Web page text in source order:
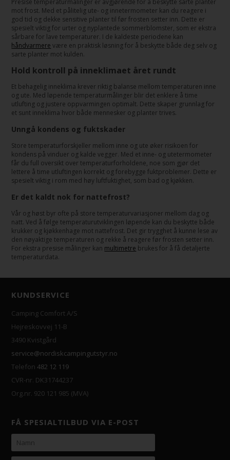
Presise temperaturmålinger er avgjørende for å beskytte sarte planter
mot frost. Med et pålitelig ute- og innetermometer kan du reagere i
god tid og dekke sensitive planter til før frosten setter inn. Dette er
spesielt viktig for urter og nyplantede sommerblomster, som er ekstra
sårbare for lave temperaturer. I de kaldeste periodene kan
håndvarmere være en praktisk løsning for å beskytte både deg selv og
sarte planter mot kulden.
Hold kontroll på inneklimaet året rundt
Et behagelig inneklima krever riktig balanse mellom temperaturen inne
og ute. Med løpende temperaturmålinger blir det enklere å time
utlufting og justere oppvarmingen optimalt. Dette skaper grunnlag for
et sunt inneklima hvor både mennesker og planter trives.
Unngå kondens og fuktskader
Store temperaturforskjeller mellom inne og ute øker risikoen for
kondens på vinduer og kalde vegger. Med et inne- og utetermometer
får du full oversikt over temperaturforholdene, noe som gjør det
lettere å time utluftingen korrekt og forebygge fuktproblemer. Dette er
spesielt viktig i rom med høy luftfuktighet, som bad og kjøkken.
Er det kaldt nok for nattefrost?
Vår og høst byr ofte på store temperaturvariasjoner mellom dag og
natt. Ved å følge temperaturutviklingen løpende kan du beskytte både
krukker og kjøkkenhage mot nattefrost. Det gir trygghet å kunne lese av
den nøyaktige temperaturen og rekke å reagere før frosten setter inn.
For ekstra presise målinger kan multimetre brukes for å få detaljerte
temperaturdata.
KUNDSERVICE
Camping Comfort A/S
Hejreskovvej 11-B
3490 Kvistgård
service@nordiskcampingutstyr.no
Telefon482 12 119
CVR-nr. DK31744237
Org.nr. 920 121 985 (MVA)
FÅ SPESIALTILBUD VIA E-POST